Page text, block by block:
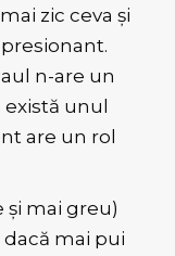
zic ceva și
n-are un
există unul
are un rol
și mai greu)
dacă mai pui